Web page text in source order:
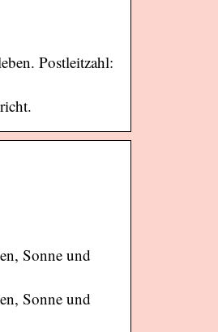
Postleitzahl:
Sonne und
Sonne und